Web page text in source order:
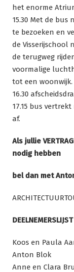
het enorme
15.30 Met de
te bezoeken en
de Visserijschool
de terugweg
voormalige
tot een woonwijk.
16.30
17.15 bus
af.
Als jullie
nodig hebben
bel dan met
DEELNEMERSLIJST
Koos en Paula
Anton Blok
Anne en Clara